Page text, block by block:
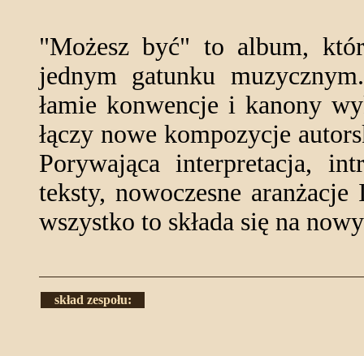
"Możesz być" to album,
jednym gatunku
łamie konwencje i kanony
łączy nowe kompozycje
Porywająca interpretacja,
teksty, nowoczesne
wszystko to składa się na
skład zespołu: